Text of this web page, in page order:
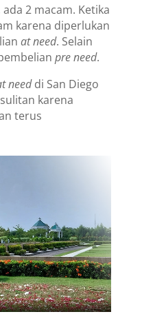
2 macam. Ketika
karena diperlukan
at need. Selain
pre need.
needdi San Diego
karena
terus